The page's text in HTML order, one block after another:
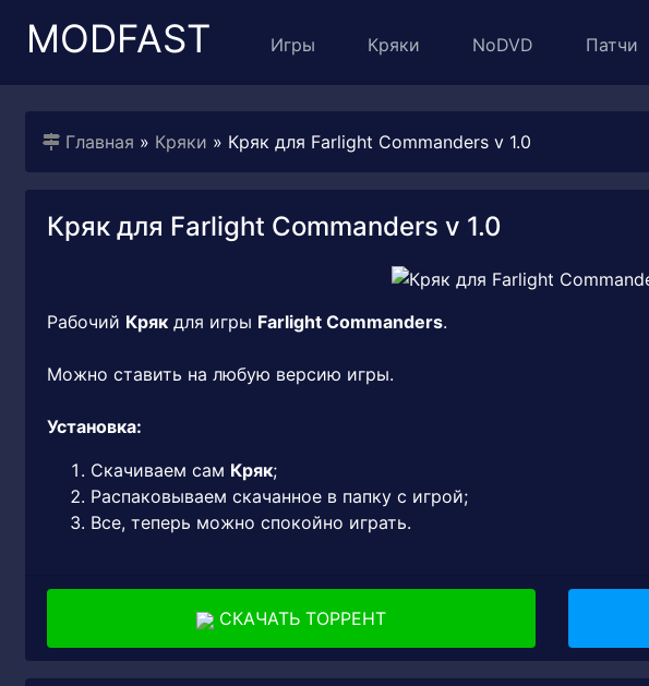
MODFAST Игры Кряки NoDVD Патчи
Главная » Кряки » Кряк для Farlight Commanders v 1.0
Кряк для Farlight Commanders v 1.0
Рабочий Кряк для игры Farlight Commanders.
Можно ставить на любую версию игры.
Установка:
Скачиваем сам Кряк;
Распаковываем скачанное в папку с игрой;
Все, теперь можно спокойно играть.
СКАЧАТЬ ТОРРЕНТ